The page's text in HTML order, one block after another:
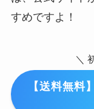
すめですよ！
＼
【送料無料